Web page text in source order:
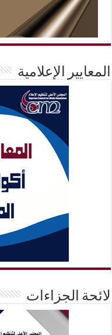
المعايير الإعلامية
لائحة الجزاءات